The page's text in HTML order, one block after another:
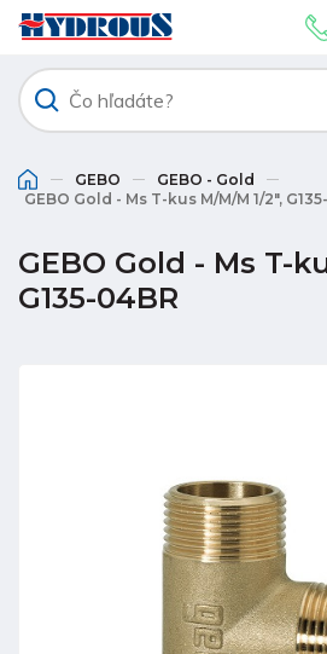
GEBO
GEBO - Gold
GEBO Gold - Ms T-kus M/M/M 1/2",
GEBO Gold - Ms T-
G135-04BR